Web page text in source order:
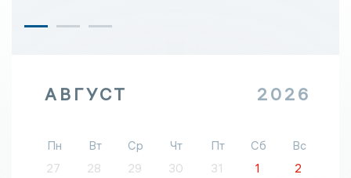
АВГУСТ 2026
Пн Вт Ср Чт Пт Сб
Вс
27
28 29 30 31 1
2